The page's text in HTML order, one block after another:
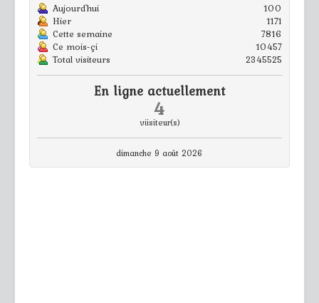
Aujourd'hui
100
Hier
1171
Cette semaine
7816
Ce mois-çi
10457
Total visiteurs
2345525
En ligne actuellement
4
viisiteur(s)
dimanche 9 août 2026